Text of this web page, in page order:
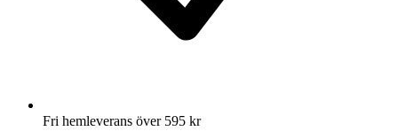
Fri hemleverans över 595 kr